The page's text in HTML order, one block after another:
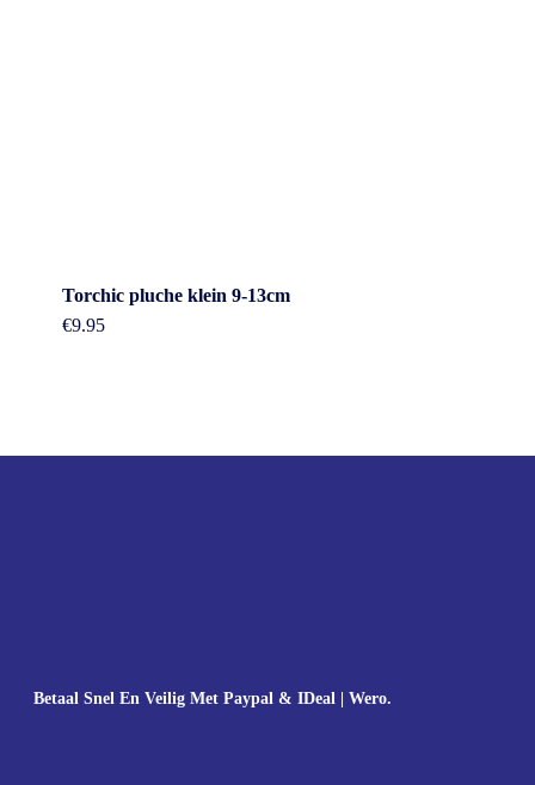
Torchic pluche klein 9-13cm
€9.95
Betaal Snel En Veilig Met Paypal & IDeal | Wero.